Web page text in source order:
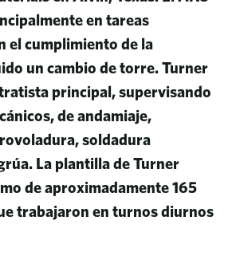
en tareas
el cumplimiento de la
un cambio de torre. Turner
principal, supervisando
de andamiaje,
soldadura
La plantilla de Turner
de aproximadamente 165
trabajaron en turnos diurnos